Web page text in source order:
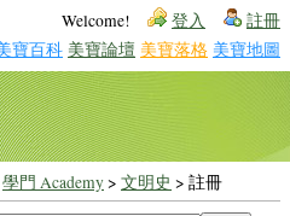
Welcome! 登入 註冊
寶百科 美寶論壇 美寶落格 美寶地圖
學門 Academy> 文明史 > 註冊